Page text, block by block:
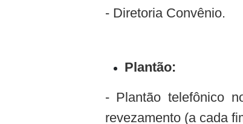
- Diretoria Convênio.
Plantão:
- Plantão telefônico
revezamento (a cada